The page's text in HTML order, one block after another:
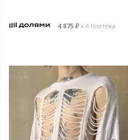
4 875 ₽х 4 платежа